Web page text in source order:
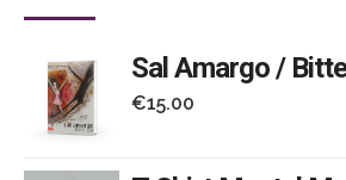
Portugal
Sal Amargo /
€15.00